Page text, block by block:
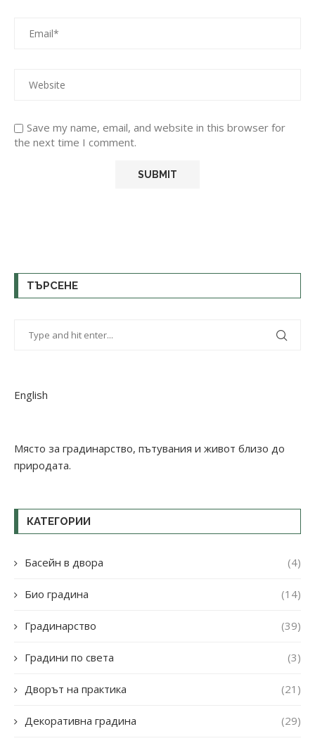
Save my name, email, and website in this browser for
the next time I comment.
ТЪРСЕНЕ
English
Място за градинарство, пътувания и живот близо до
природата.
КАТЕГОРИИ
Басейн в двора (4)
Био градина (14)
Градинарство (39)
Градини по света (3)
Дворът на практика (21)
Декоративна градина (29)